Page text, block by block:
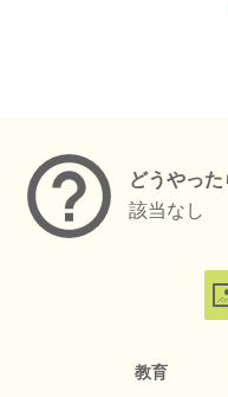
どうやっ
該当なし
教育